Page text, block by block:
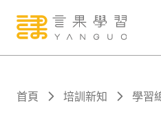
關於
首頁 培訓新知
學習